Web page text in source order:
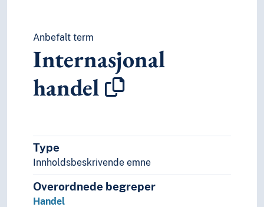
Opplevelsesnæringer
Reiselivsnæring
Shipping
Næringsstrukturer
Næringsutvikling
Strukturrasjonalisering
Tariffer
Varemerker
Varer
Produksjon
Anbefalt term
Internasjonal
handel
Type
Innholdsbeskrivende emne
Overordnede begreper
Handel